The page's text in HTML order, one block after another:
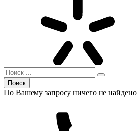
Поиск
По Вашему запросу ничего не найдено